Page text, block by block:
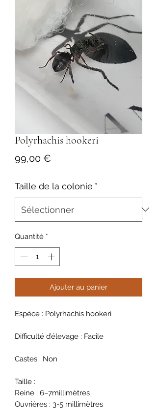
Polyrhachis hookeri
99,00 €
Taille de la colonie *
Quantité *
Ajouter au panier
Espèce : Polyrhachis hookeri
Difficulté d’élevage : Facile
Castes : Non
Taille :
Reine : 6–7millimètres
Ouvrières : 3-5 millimètres